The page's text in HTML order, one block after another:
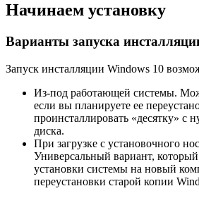
Начинаем установку
Варианты запуска
Запуск инсталляции Windows 10
Из-под работающей системы.
если вы планируете ее
проинсталлировать «десятку» с
диска.
При загрузке с установочного
Универсальный вариант,
установки системы на новый
переустановки старой копии